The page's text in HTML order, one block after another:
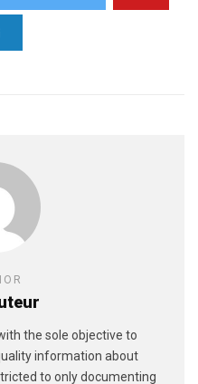
the sole objective to
information about
to only documenting